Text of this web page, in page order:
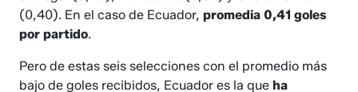
(0,40). En el caso de Ecuador,promedia 0,41 goles
por partido.
Pero de estas seis selecciones con el promedio más
bajo de goles recibidos, Ecuador es la queha